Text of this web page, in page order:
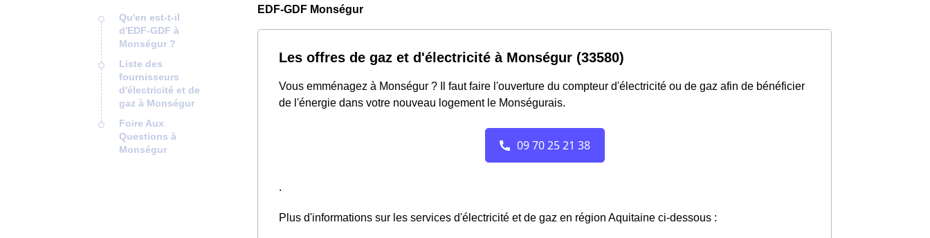
Qu'en est-t-il
d'EDF-GDF à
Monségur ?
Liste des
fournisseurs
d'électricité et de
gaz à Monségur
Foire Aux
Questions à
Monségur
EDF-GDF Monségur
Les offres de gaz et d'électricité à Monségur (33580)
Vous emménagez à Monségur ? Il faut faire l'ouverture du compteur d'électricité ou de gaz afin de bénéficier
de l'énergie dans votre nouveau logement le Monségurais.
.
Plus d'informations sur les services d'électricité et de gaz en région Aquitaine ci-dessous :